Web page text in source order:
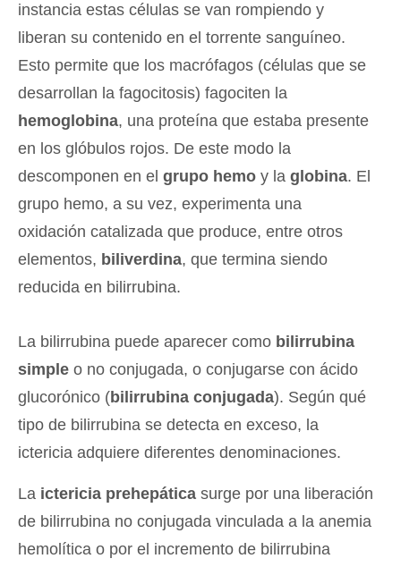
instancia estas células se van rompiendo y
liberan su contenido en el torrente sanguíneo.
Esto permite que los macrófagos (células que se
desarrollan la fagocitosis) fagociten la
hemoglobina, una proteína que estaba presente
en los glóbulos rojos. De este modo la
descomponen en el grupo hemo y la globina. El
grupo hemo, a su vez, experimenta una
oxidación catalizada que produce, entre otros
elementos, biliverdina, que termina siendo
reducida en bilirrubina.
La bilirrubina puede aparecer como bilirrubina
simple o no conjugada, o conjugarse con ácido
glucorónico (bilirrubina conjugada). Según qué
tipo de bilirrubina se detecta en exceso, la
ictericia adquiere diferentes denominaciones.
La ictericia prehepática surge por una liberación
de bilirrubina no conjugada vinculada a la anemia
hemolítica o por el incremento de bilirrubina